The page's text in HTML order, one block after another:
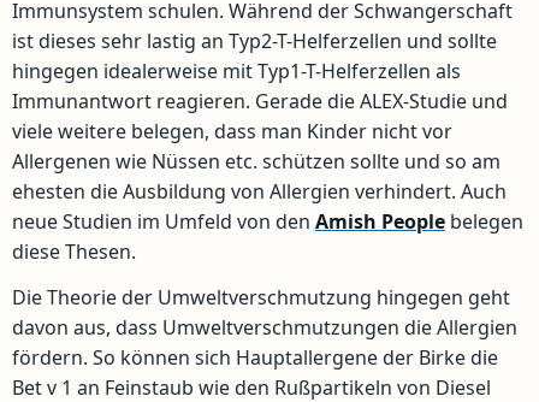
Immunsystem schulen. Während der Schwangerschaft
ist dieses sehr lastig an Typ2-T-Helferzellen und sollte
hingegen idealerweise mit Typ1-T-Helferzellen als
Immunantwort reagieren. Gerade die ALEX-Studie und
viele weitere belegen, dass man Kinder nicht vor
Allergenen wie Nüssen etc. schützen sollte und so am
ehesten die Ausbildung von Allergien verhindert. Auch
neue Studien im Umfeld von den Amish People belegen
diese Thesen.
Die Theorie der Umweltverschmutzung hingegen geht
davon aus, dass Umweltverschmutzungen die Allergien
fördern. So können sich Hauptallergene der Birke die
Bet v 1 an Feinstaub wie den Rußpartikeln von Diesel